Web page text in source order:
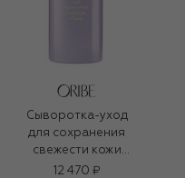
Сыворотка-уход
для сохранения
свежести кожи
головы (125ml)
12 470 ₽